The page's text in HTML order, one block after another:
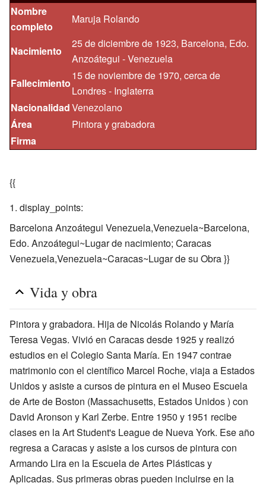
Nombre
completo
Maruja Rolando
Nacimiento
25 de diciembre de 1923, Barcelona, Edo.
Anzoátegui - Venezuela
Fallecimiento
15 de noviembre de 1970, cerca de
Londres - Inglaterra
NacionalidadVenezolano
Área
Pintora y grabadora
Firma
{{
display_points:
Barcelona Anzoátegui Venezuela,Venezuela~Barcelona,
Edo. Anzoátegui~Lugar de nacimiento; Caracas
Venezuela,Venezuela~Caracas~Lugar de su Obra }}
Vida y obra
Pintora y grabadora. Hija de Nicolás Rolando y María
Teresa Vegas. Vivió en Caracas desde 1925 y realizó
estudios en el Colegio Santa María. En 1947 contrae
matrimonio con el científico Marcel Roche, viaja a Estados
Unidos y asiste a cursos de pintura en el Museo Escuela
de Arte de Boston (Massachusetts, Estados Unidos ) con
David Aronson y Karl Zerbe. Entre 1950 y 1951 recibe
clases en la Art Student's League de Nueva York. Ese año
regresa a Caracas y asiste a los cursos de pintura con
Armando Lira en la Escuela de Artes Plásticas y
Aplicadas. Sus primeras obras pueden incluirse en la